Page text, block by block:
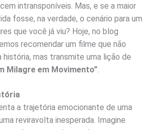
intransponíveis. Mas, e se a maior
fosse, na verdade, o cenário para um
que você já viu? Hoje, no blog
recomendar um filme que não
história, mas transmite uma lição de
Milagre em Movimento”.
a trajetória emocionante de uma
reviravolta inesperada. Imagine